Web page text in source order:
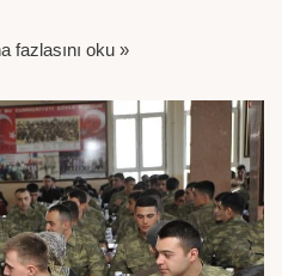
fazlasını oku »